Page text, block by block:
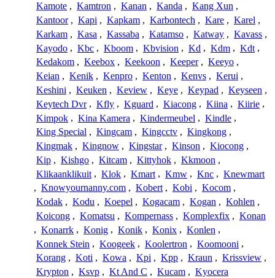
Kamote , Kamtron , Kanan , Kanda , Kang Xun ,
Kantoor , Kapi , Kapkam , Karbontech , Kare , Karel ,
Karkam , Kasa , Kassaba , Katamso , Katway , Kavass ,
Kayodo , Kbc , Kboom , Kbvision , Kd , Kdm , Kdt ,
Kedakom , Keebox , Keekoon , Keeper , Keeyo ,
Keian , Kenik , Kenpro , Kenton , Kenvs , Kerui ,
Keshini , Keuken , Keview , Keye , Keypad , Keyseen ,
Keytech Dvr , Kfly , Kguard , Kiacong , Kiina , Kiirie ,
Kimpok , Kina Kamera , Kindermeubel , Kindle ,
King Special , Kingcam , Kingcctv , Kingkong ,
Kingmak , Kingnow , Kingstar , Kinson , Kiocong ,
Kip , Kishgo , Kitcam , Kittyhok , Kkmoon ,
Klikaanklikuit , Klok , Kmart , Kmw , Knc , Knewmart
, Knowyournanny.com , Kobert , Kobi , Kocom ,
Kodak , Kodu , Koepel , Kogacam , Kogan , Kohlen ,
Koicong , Komatsu , Kompernass , Komplexfix , Konan
, Konarrk , Konig , Konik , Konix , Konlen ,
Konnek Stein , Koogeek , Koolertron , Koomooni ,
Korang , Koti , Kowa , Kpi , Kpp , Kraun , Krissview ,
Krypton , Ksvp , Kt And C , Kucam , Kyocera